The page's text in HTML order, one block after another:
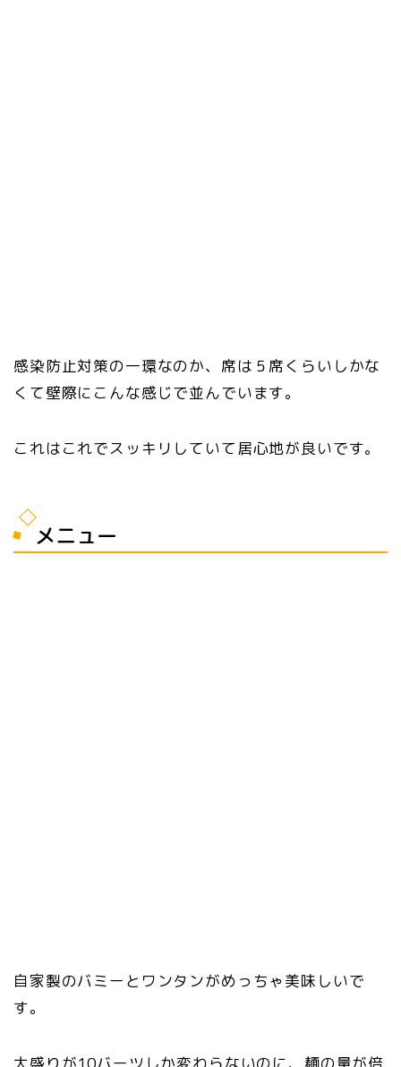
感染防止対策の一環なのか、席は５席くらいしかな
くて壁際にこんな感じで並んでいます。
これはこれでスッキリしていて居心地が良いです。
メニュー
自家製のバミーとワンタンがめっちゃ美味しいで
す。
大盛りが10バーツしか変わらないのに、麺の量が倍